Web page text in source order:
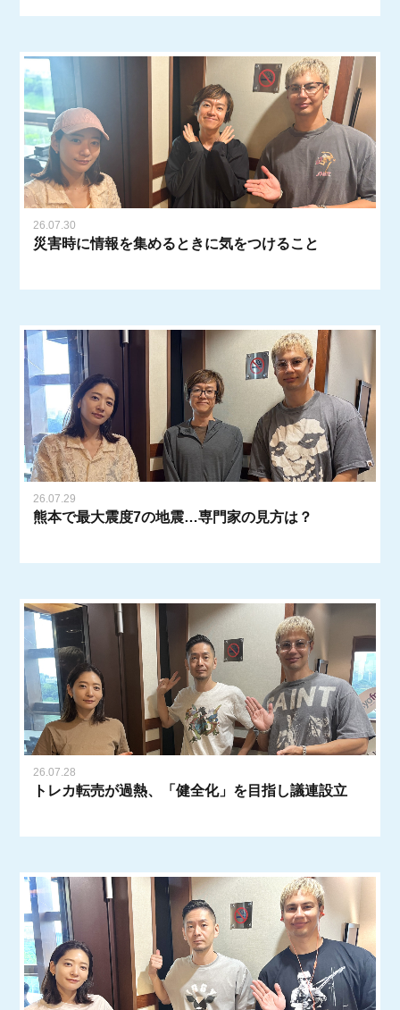
26.07.30
災害時に情報を集めるときに気をつけること
26.07.29
熊本で最大震度7の地震…専門家の見方は？
26.07.28
トレカ転売が過熱、「健全化」を目指し議連設立